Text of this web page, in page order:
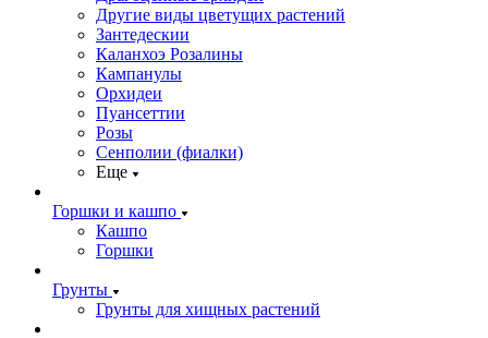
Другие виды цветущих растений
Зантедескии
Каланхоэ Розалины
Кампанулы
Орхидеи
Пуансеттии
Розы
Сенполии (фиалки)
Еще
Горшки и кашпо
Кашпо
Горшки
Грунты
Грунты для хищных растений